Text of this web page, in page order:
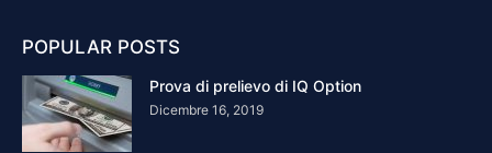
POPULAR POSTS
Prova di prelievo di IQ Option
Dicembre 16, 2019